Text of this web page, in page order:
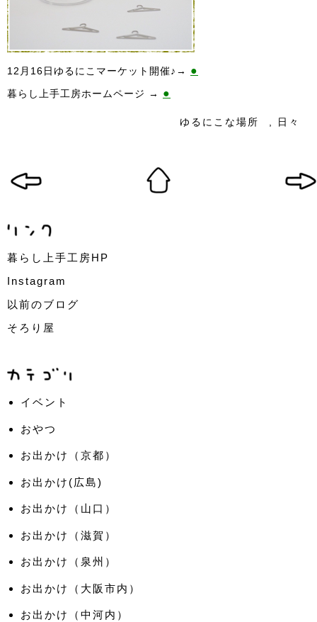
12月16日ゆるにこマーケット開催♪→ ●
暮らし上手工房ホームページ → ●
ゆるにこな場所 日々
暮らし上手工房HP
Instagram
以前のブログ
そろり屋
イベント
おやつ
お出かけ（京都）
お出かけ(広島)
お出かけ（山口）
お出かけ（滋賀）
お出かけ（泉州）
お出かけ（大阪市内）
お出かけ（中河内）